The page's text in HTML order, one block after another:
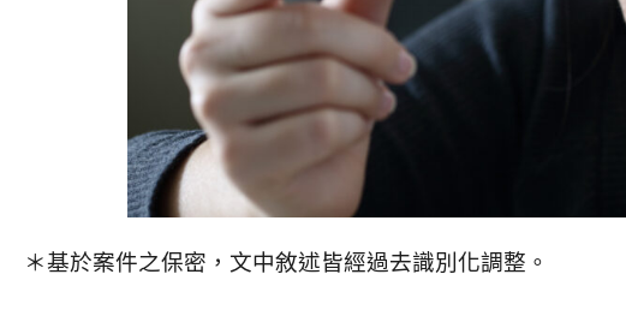
＊基於案件之保密，文中敘述皆經過去識別化調整。